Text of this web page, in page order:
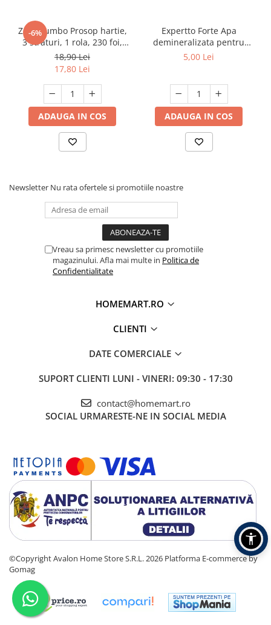
-6%
Zewa Jumbo Prosop hartie,
3 straturi, 1 rola, 230 foi,
Premium Expert
18,90 Lei
17,80 Lei
ADAUGA IN COS
Expertto Forte Apa
demineralizata pentru
fierul de calcat, 1 L, Floral
5,00 Lei
ADAUGA IN COS
Newsletter Nu rata ofertele si promotiile noastre
Vreau sa primesc newsletter cu promotiile
magazinului. Afla mai multe in Politica de
Confidentialitate
HOMEMART.RO
CLIENTI
DATE COMERCIALE
SUPORT CLIENTI LUNI - VINERI: 09:30 - 17:30
contact@homemart.ro
SOCIAL URMARESTE-NE IN SOCIAL MEDIA
©Copyright Avalon Home Store S.R.L. 2026 Platforma E-commerce by
Gomag